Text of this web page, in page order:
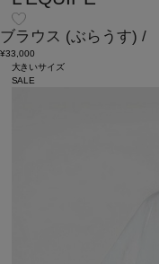
ブラウス (ぶらうす) /
¥33,000
大きいサイズ
SALE